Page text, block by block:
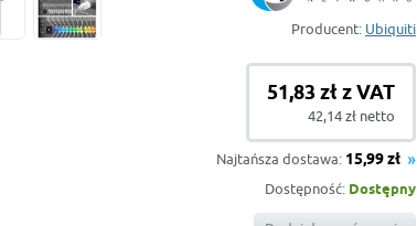
Producent: Ubiquiti
51,83 zł z VAT
42,14 zł netto
Najtańsza dostawa: 15,99 zł
Dostępność: Dostępny